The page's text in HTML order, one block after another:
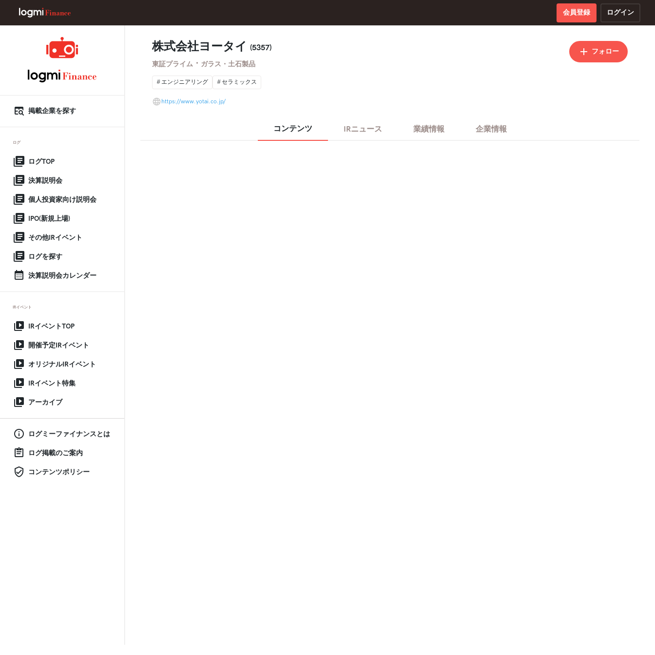
会員登録 ログイン
掲載企業を探す
ログ
ログTOP
決算説明会
個人投資家向け説明会
IPO(新規上場)
その他IRイベント
ログを探す
決算説明会カレンダー
IRイベント
IRイベントTOP
開催予定IRイベント
オリジナルIRイベント
IRイベント特集
アーカイブ
ログミーファイナンスとは
ログ掲載のご案内
コンテンツポリシー
株式会社ヨータイ (5357)
東証プライム ・ ガラス・土石製品
フォロー
エンジニアリング セラミックス
https://www.yotai.co.jp/
コンテンツ IRニュース 業績情報 企業情報